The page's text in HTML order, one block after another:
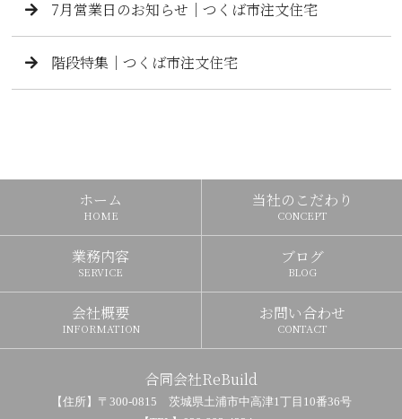
7月営業日のお知らせ｜つくば市注文住宅
階段特集｜つくば市注文住宅
ホーム
HOME
当社のこだわり
CONCEPT
業務内容
SERVICE
ブログ
BLOG
会社概要
INFORMATION
お問い合わせ
CONTACT
合同会社ReBuild
【住所】〒300-0815 茨城県土浦市中高津1丁目10番36号